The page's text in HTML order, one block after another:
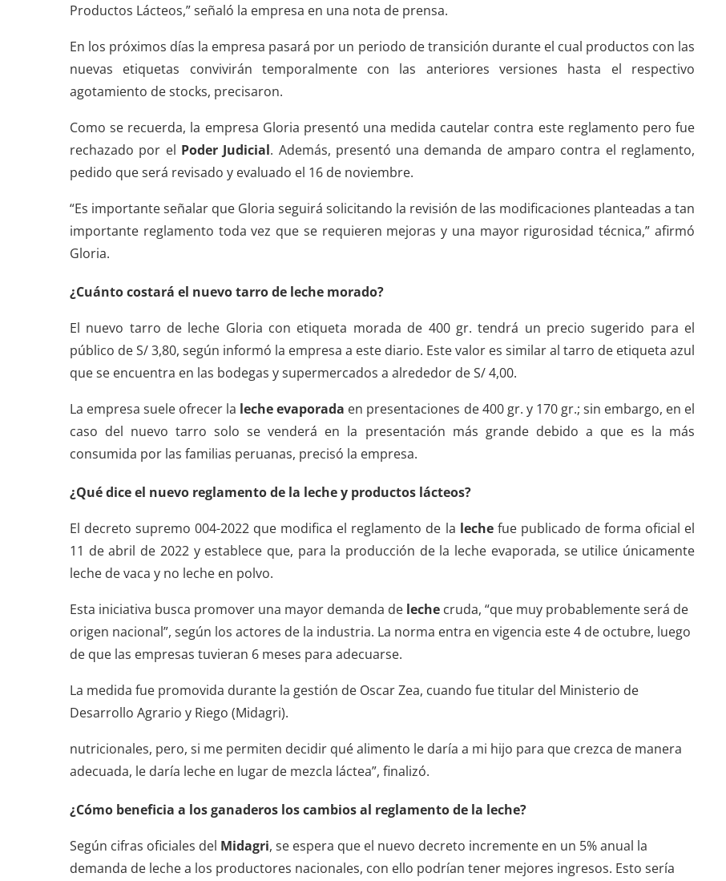
Productos Lácteos,” señaló la empresa en una nota de prensa.
En los próximos días la empresa pasará por un periodo de transición durante el cual productos con las
nuevas etiquetas convivirán temporalmente con las anteriores versiones hasta el respectivo
agotamiento de stocks, precisaron.
Como se recuerda, la empresa Gloria presentó una medida cautelar contra este reglamento pero fue
rechazado por el Poder Judicial. Además, presentó una demanda de amparo contra el reglamento,
pedido que será revisado y evaluado el 16 de noviembre.
“Es importante señalar que Gloria seguirá solicitando la revisión de las modificaciones planteadas a tan
importante reglamento toda vez que se requieren mejoras y una mayor rigurosidad técnica,” afirmó
Gloria.
¿Cuánto costará el nuevo tarro de leche morado?
El nuevo tarro de leche Gloria con etiqueta morada de 400 gr. tendrá un precio sugerido para el
público de S/ 3,80, según informó la empresa a este diario. Este valor es similar al tarro de etiqueta azul
que se encuentra en las bodegas y supermercados a alrededor de S/ 4,00.
La empresa suele ofrecer la leche evaporada en presentaciones de 400 gr. y 170 gr.; sin embargo, en el
caso del nuevo tarro solo se venderá en la presentación más grande debido a que es la más
consumida por las familias peruanas, precisó la empresa.
¿Qué dice el nuevo reglamento de la leche y productos lácteos?
El decreto supremo 004-2022 que modifica el reglamento de la leche fue publicado de forma oficial el
11 de abril de 2022 y establece que, para la producción de la leche evaporada, se utilice únicamente
leche de vaca y no leche en polvo.
Esta iniciativa busca promover una mayor demanda de leche cruda, “que muy probablemente será de
origen nacional”, según los actores de la industria. La norma entra en vigencia este 4 de octubre, luego
de que las empresas tuvieran 6 meses para adecuarse.
La medida fue promovida durante la gestión de Oscar Zea, cuando fue titular del Ministerio de
Desarrollo Agrario y Riego (Midagri).
nutricionales, pero, si me permiten decidir qué alimento le daría a mi hijo para que crezca de manera
adecuada, le daría leche en lugar de mezcla láctea”, finalizó.
¿Cómo beneficia a los ganaderos los cambios al reglamento de la leche?
Según cifras oficiales del Midagri, se espera que el nuevo decreto incremente en un 5% anual la
demanda de leche a los productores nacionales, con ello podrían tener mejores ingresos. Esto sería